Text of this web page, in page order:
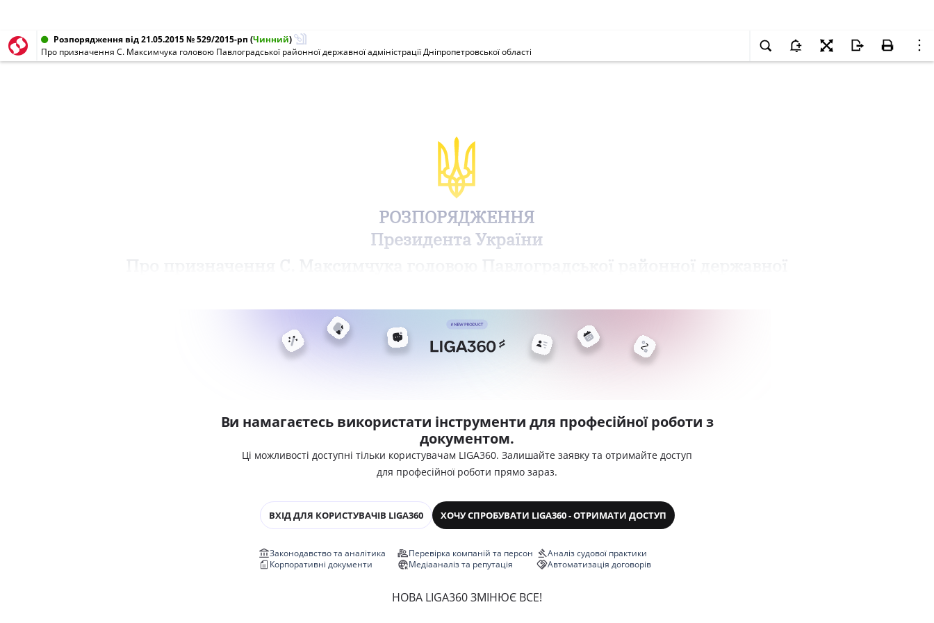
Розпорядження від 21.05.2015 № 529/2015-рп (Чинний)
Про призначення С. Максимчука головою Павлоградської районної державної адміністрації Дніпропетровської області
РОЗПОРЯДЖЕННЯ
Президента України
Ви намагаєтесь використати інструменти для професійної роботи з
документом.
Ці можливості доступні тільки користувачам LIGA360. Залишайте заявку та отримайте доступ
для професійної роботи прямо зараз.
ВХІД ДЛЯ КОРИСТУВАЧІВ LIGA360 ХОЧУ СПРОБУВАТИ LIGA360 - ОТРИМАТИ ДОСТУП
Законодавство та аналітика
Корпоративні документи
Перевірка компаній та персон
Медіааналіз та репутація
Аналіз судової практики
Автоматизація договорів
НОВА LIGA360 ЗМІНЮЄ ВСЕ!